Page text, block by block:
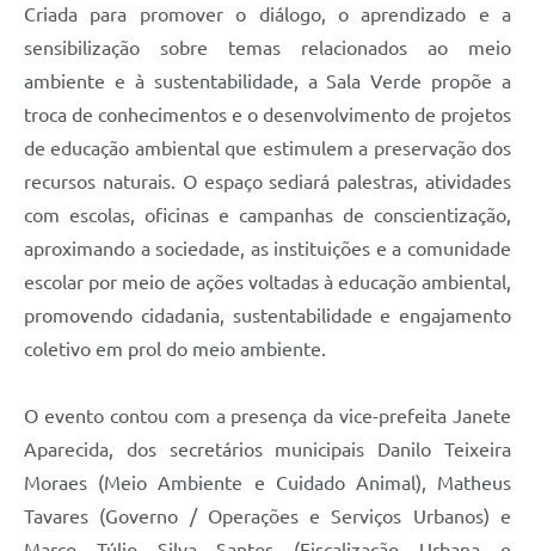
Criada para promover o diálogo, o aprendizado e a
sensibilização sobre temas relacionados ao meio
ambiente e à sustentabilidade, a Sala Verde propõe a
troca de conhecimentos e o desenvolvimento de projetos
de educação ambiental que estimulem a preservação dos
recursos naturais. O espaço sediará palestras, atividades
com escolas, oficinas e campanhas de conscientização,
aproximando a sociedade, as instituições e a comunidade
escolar por meio de ações voltadas à educação ambiental,
promovendo cidadania, sustentabilidade e engajamento
coletivo em prol do meio ambiente.
O evento contou com a presença da vice-prefeita Janete
Aparecida, dos secretários municipais Danilo Teixeira
Moraes (Meio Ambiente e Cuidado Animal), Matheus
Tavares (Governo / Operações e Serviços Urbanos) e